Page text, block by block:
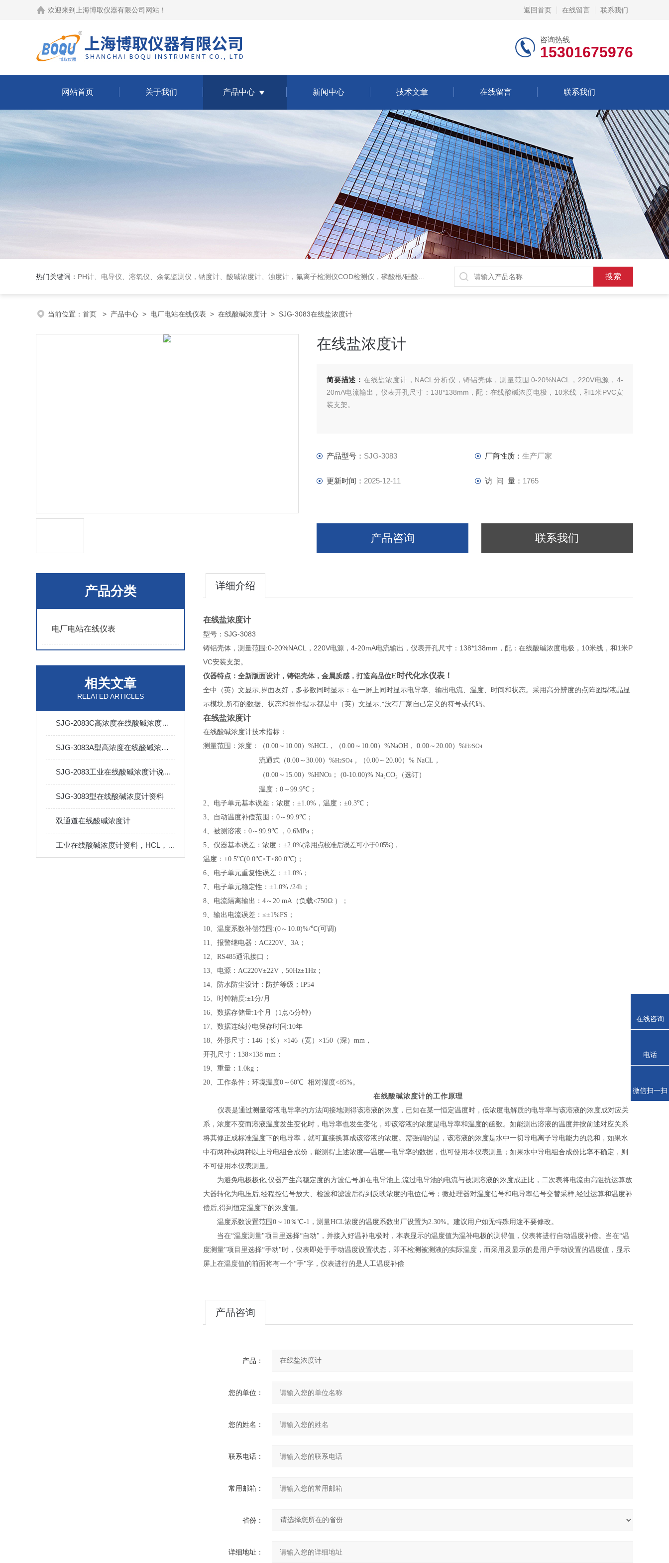
欢迎来到 上海博取仪器有限公司网站 ！ 返回首页 在线留言 联系我们
咨询热线
15301675976
网站首页 关于我们 产品中心 新闻中心 技术文章 在线留言 联系我们
热门关键词： PH计、电导仪、溶氧仪、余氯监测仪，钠度计、酸碱浓度计、浊度计，氟离子检测仪COD检测仪，磷酸根/硅酸根分析仪，PH电极、溶氧电极、电导电极
当前位置： 首页 > 产品中心 > 电厂电站在线仪表 > 在线酸碱浓度计 > SJG-3083在线盐浓度计
在线盐浓度计
简要描述： 在线盐浓度计，NACL分析仪，铸铝壳体，测量范围:0-20%NACL，220V电源，4-
20mA电流输出，仪表开孔尺寸：138*138mm，配：在线酸碱浓度电极，10米线，和1米PVC安
装支架。
产品型号： SJG-3083 厂商性质： 生产厂家
更新时间： 2025-12-11 访 问 量： 1765
产品咨询 联系我们
产品分类
电厂电站在线仪表
相关文章
RELATED ARTICLES
SJG-2083C高浓度在线酸碱浓度计说明书
SJG-3083A型高浓度在线酸碱浓度计说明书
SJG-2083工业在线酸碱浓度计说明书
SJG-3083型在线酸碱浓度计资料
双通道在线酸碱浓度计
工业在线酸碱浓度计资料，HCL，NaOH
详细介绍
在线盐浓度计
型号：SJG-3083
铸铝壳体，测量范围:0-20%NACL，220V电源，4-20mA电流输出，仪表开孔尺寸：138*138mm，配：在线酸碱浓度电极，10米线，和1米P
VC安装支架。
仪器特点： 全新版面设计，铸铝壳体，金属质感，打造高品位E时代化水仪表！
全中 （英） 文显示,界面友好，多参数同时显示：在一屏上同时显示电导率、输出电流、温度、时间和状态。采用高分辨度的点阵图型液晶显
示模块,所有的数据、状态和操作提示都是中 （英） 文显示,*没有厂家自己定义的符号或代码。
在线盐浓度计
在线酸碱浓度计技术指标：
测量范围：浓度：（0.00 ～ 10.00） %HCL ，（0.00 ～ 10.00） %NaOH ， 0.00 ～ 20.00） %H2SO4
流通式 （0.00 ～ 30.00） %H2SO4 ， （0.00 ～ 20.00） % NaCL ，
（0.00 ～ 15.00） %HNO3 ； (0-10.00)% Na₂CO₃（选订）
温度： 0 ～ 99.9℃；
2、 电子单元基本误差： 浓度： ±1.0% ，温度：±0.3℃；
3、自动温度补偿范围： 0 ～ 99.9℃；
4、被测溶液： 0 ～ 99.9℃ ， 0.6MPa ；
5、仪器基本误差：浓度：±2.0%(常用点校准后误差可小于0.05%) ，
温度： ±0.5℃(0.0℃≤T≤80.0℃) ；
6、电子单元重复性误差：±1.0% ；
7、电子单元稳定性：±1.0% /24h ；
8、电流隔离输出： 4 ～ 20 mA （负载<750Ω ）；
9、输出电流误差：≤±1%FS ；
10、温度系数补偿范围 :(0 ～ 10.0)%/℃(可调)
11、报警继电器： AC220V、 3A ；
12、 RS485通讯接口；
13、电源： AC220V±22V ， 50Hz±1Hz ；
14、 防水防尘设计 ： 防护等级； IP54
15、时钟精度:±1分/月
16、数据存储量:1个月（ 1 点/5分钟）
17、数据连续掉电保存时间 :10年
18、外形尺寸： 146 （长）×146 （宽）×150 （深） mm ，
开孔尺寸： 138×138 mm ；
19、重量： 1.0kg ；
20、工作条件：环境温度0 ～ 60℃ 相对湿度<85%。
在线酸碱浓度计的工作原理
仪表是通过测量溶液电导率的方法间接地测得该溶液的浓度，已知在某一恒定温度时，低浓度电解质的电导率与该溶液的浓度成对应关
系，浓度不变而溶液温度发生变化时，电导率也发生变化，即该溶液的浓度是电导率和温度的函数。如能测出溶液的温度并按前述对应关系
将其修正成标准温度下的电导率，就可直接换算成该溶液的浓度。需强调的是，该溶液的浓度是水中一切导电离子导电能力的总和，如果水
中有两种或两种以上导电组合成份，能测得上述浓度—温度—电导率的数据，也可使用本仪表测量；如果水中导电组合成份比率不确定，则
不可使用本仪表测量。
为避免电极极化,仪器产生高稳定度的方波信号加在电导池上,流过电导池的电流与被测溶液的浓度成正比，二次表将电流由高阻抗运算放
大器转化为电压后,经程控信号放大、检波和滤波后得到反映浓度的电位信号；微处理器对温度信号和电导率信号交替采样,经过运算和温度补
偿后,得到恒定温度下的浓度值。
温度系数设置范围 0～10％℃-1，测量HCL浓度的温度系数出厂设置为2.30%。建议用户如无特殊用途不要修改。
当在“温度测量"项目里选择“自动"，并接入好温补电极时，本表显示的温度值为温补电极的测得值，仪表将进行自动温度补偿。当在“温
度测量"项目里选择“手动"时，仪表即处于手动温度设置状态，即不检测被测液的实际温度，而采用及显示的是用户手动设置的温度值，显示
屏上在温度值的前面将有一个“手"字，仪表进行的是人工温度补偿
产品咨询
产品：
您的单位：
您的姓名：
联系电话：
常用邮箱：
省份：
详细地址：
在线咨询
电话
微信扫一扫